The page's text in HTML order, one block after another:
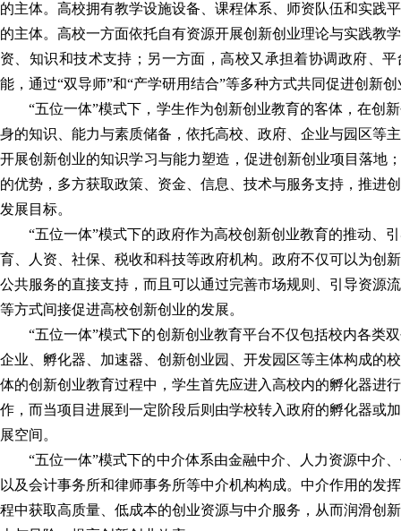
的主体。高校拥有教学设施设备、课程体系、师资队伍和实践
的主体。高校一方面依托自有资源开展创新创业理论与实践教
资、知识和技术支持；另一方面，高校又承担着协调政府、
能，通过“双导师”和“产学研用结合”等多种方式共同促进创新
“五位一体”模式下，学生作为创新创业教育的客体，在创
身的知识、能力与素质储备，依托高校、政府、企业与园区等
开展创新创业的知识学习与能力塑造，促进创新创业项目落地
的优势，多方获取政策、资金、信息、技术与服务支持，推进
发展目标。
“五位一体”模式下的政府作为高校创新创业教育的推动、
育、人资、社保、税收和科技等政府机构。政府不仅可以为创
公共服务的直接支持，而且可以通过完善市场规则、引导资源
等方式间接促进高校创新创业的发展。
“五位一体”模式下的创新创业教育平台不仅包括校内各类
企业、孵化器、加速器、创新创业园、开发园区等主体构成的
体的创新创业教育过程中，学生首先应进入高校内的孵化器进
作，而当项目进展到一定阶段后则由学校转入政府的孵化器或
展空间。
“五位一体”模式下的中介体系由金融中介、人力资源中介
以及会计事务所和律师事务所等中介机构构成。中介作用的发
程中获取高质量、低成本的创业资源与中介服务，从而润滑创